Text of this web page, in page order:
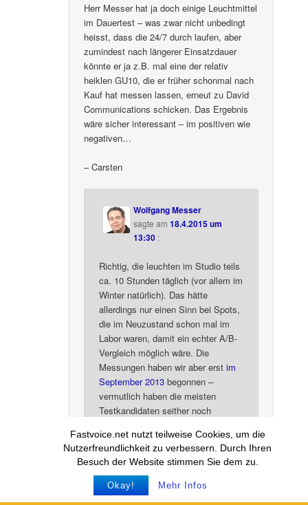
Fastvoice.net nutzt teilweise Cookies, um die
Nutzerfreundlichkeit zu verbessern. Durch Ihren
Besuch der Website stimmen Sie dem zu.
Okay! Mehr Infos
Herr Messer hat ja doch einige Leuchtmittel
im Dauertest – was zwar nicht unbedingt
heisst, dass die 24/7 durch laufen, aber
zumindest nach längerer Einsatzdauer
könnte er ja z.B. mal eine der relativ
heiklen GU10, die er früher schonmal nach
Kauf hat messen lassen, erneut zu David
Communications schicken. Das Ergebnis
wäre sicher interessant – im positiven wie
negativen…
– Carsten
Wolfgang Messer
sagte am18.4.2015 um
13:30 :
Richtig, die leuchten im Studio teils
ca. 10 Stunden täglich (vor allem im
Winter natürlich). Das hätte
allerdings nur einen Sinn bei Spots,
die im Neuzustand schon mal im
Labor waren, damit ein echter A/B-
Vergleich möglich wäre. Die
Messungen haben wir aber erstim
September 2013 begonnen –
vermutlich haben die meisten
Testkandidaten seither noch
dem Buckel.